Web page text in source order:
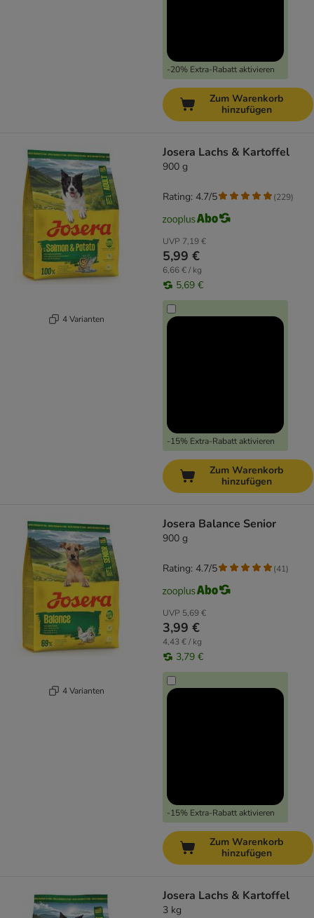
-20% Extra-Rabatt aktivieren
Zum Warenkorb
hinzufügen
4 Varianten
Josera Lachs & Kartoffel
900 g
UVP 7,19 €
5,99 €
6,66 € / kg
5,69 €
-15% Extra-Rabatt aktivieren
Rating: 4.7/5 (229)
Zum Warenkorb
hinzufügen
4 Varianten
Josera Balance Senior
900 g
UVP 5,69 €
3,99 €
4,43 € / kg
3,79 €
-15% Extra-Rabatt aktivieren
Rating: 4.7/5 (41)
Zum Warenkorb
hinzufügen
Josera Lachs & Kartoffel
3 kg